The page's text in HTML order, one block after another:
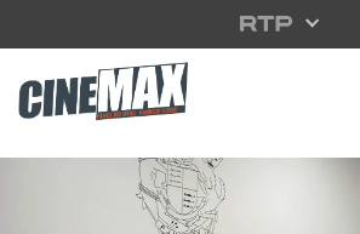
Saltar para o conteúdo principal